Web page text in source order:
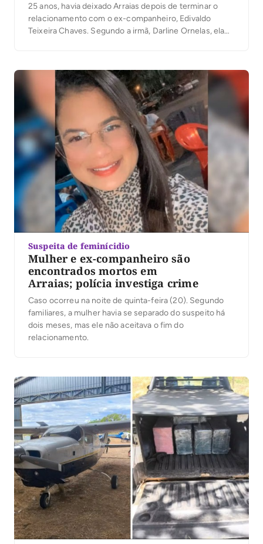
25 anos, havia deixado Arraias depois de terminar o
relacionamento com o ex-companheiro, Edivaldo
Teixeira Chaves. Segundo a irmã, Darline Ornelas, ela
relação. Aliny tinha retornado à cidade […]
Suspeita de feminícidio
Mulher e ex-companheiro são
encontrados mortos em
Arraias; polícia investiga crime
Caso ocorreu na noite de quinta-feira (20). Segundo
familiares, a mulher havia se separado do suspeito há
dois meses, mas ele não aceitava o fim do
relacionamento.